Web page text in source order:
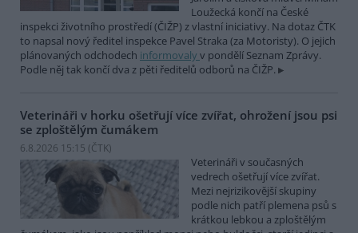
Loužecká končí na České
inspekci životního prostředí (ČIŽP) z vlastní iniciativy. Na dotaz ČTK
to napsal nový ředitel inspekce Pavel Straka (za Motoristy). O jejich
plánovaných odchodech informovaly v pondělí Seznam Zprávy.
Podle něj tak končí dva z pěti ředitelů odborů na ČIŽP.
Veterináři v horku ošetřují více zvířat, ohrožení jsou psi
se zploštělým čumákem
6.8.2026 15:15 (ČTK)
Veterináři v současných
vedrech ošetřují více zvířat.
Mezi nejrizikovější skupiny
podle nich patří plemena psů s
krátkou lebkou a zploštělým